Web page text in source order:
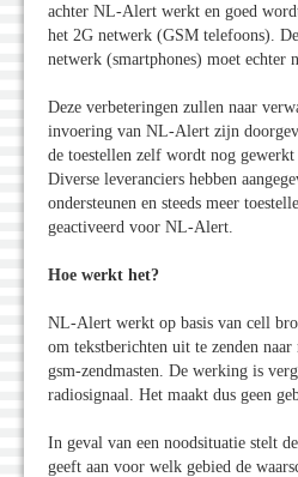
achter NL-Alert werkt en goed
het 2G netwerk (GSM telefoons).
netwerk (smartphones) moet echter
Deze verbeteringen zullen naar
invoering van NL-Alert zijn
de toestellen zelf wordt nog
Diverse leveranciers hebben
ondersteunen en steeds meer
geactiveerd voor NL-Alert.
Hoe werkt het?
NL-Alert werkt op basis van cell
om tekstberichten uit te zenden
gsm-zendmasten. De werking is
radiosignaal. Het maakt dus geen
In geval van een noodsituatie stelt
geeft aan voor welk gebied de